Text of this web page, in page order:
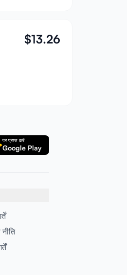
$13.26
पर प्राप्त करें
Google Play
नीति